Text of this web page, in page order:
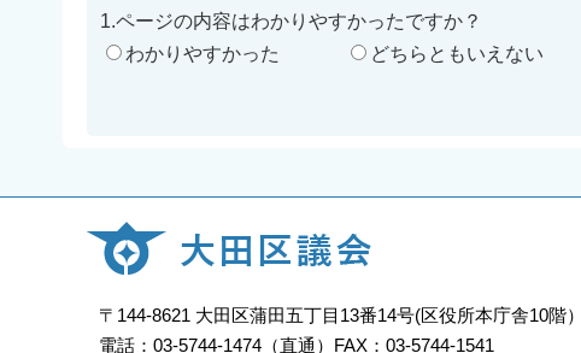
1.ページの内容はわかりやすかったですか？
わかりやすかった
どちらともいえない
〒144-8621 大田区蒲田五丁目13番14号(区役所本庁舎10階）
電話：03-5744-1474（直通）FAX：03-5744-1541